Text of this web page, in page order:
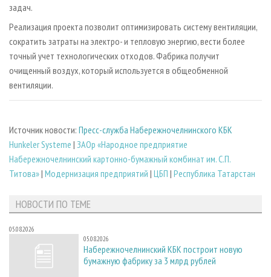
задач.
Реализация проекта позволит оптимизировать систему вентиляции,
сократить затраты на электро- и тепловую энергию, вести более
точный учет технологических отходов. Фабрика получит
очищенный воздух, который используется в общеобменной
вентиляции.
Источник новости: Пресс-служба Набережночелнинского КБК
Hunkeler Systeme | ЗАОр «Народное предприятие
Набережночелнинский картонно-бумажный комбинат им. С.П.
Титова»| Модернизация предприятий | ЦБП | Республика Татарстан
НОВОСТИ ПО ТЕМЕ
05.08.2026
05.08.2026
Набережночелнинский КБК построит новую
бумажную фабрику за 3 млрд рублей